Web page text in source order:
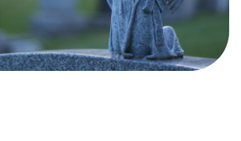
für die Bemessung
von
sowohl nach unten als